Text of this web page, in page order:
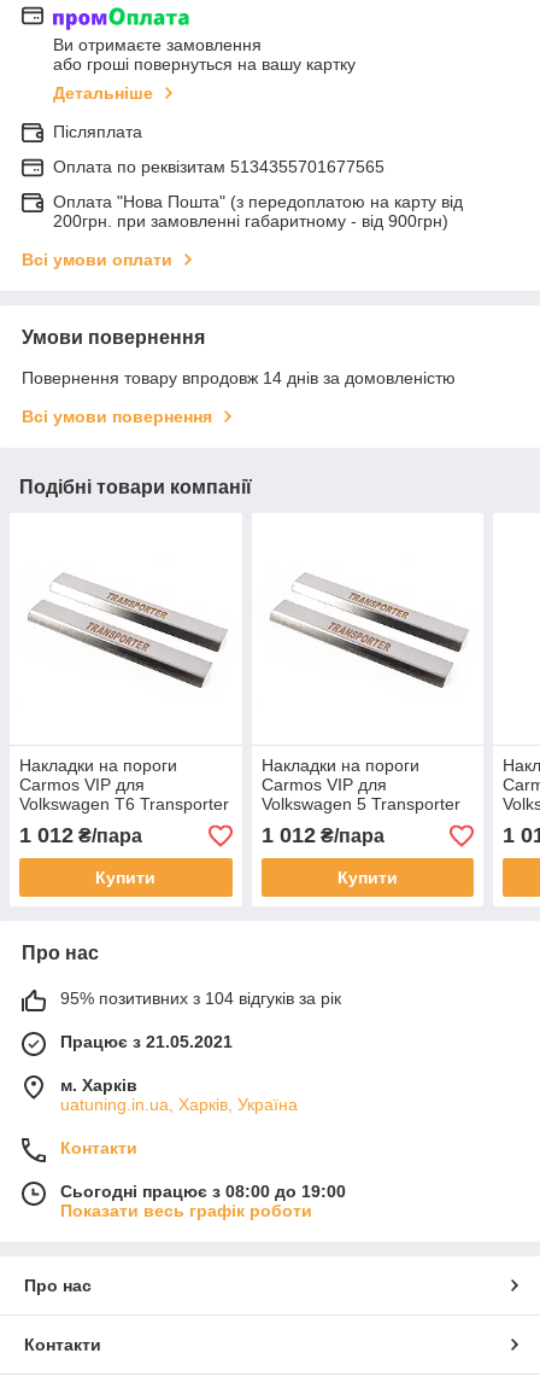
Ви отримаєте замовлення
або гроші повернуться на вашу картку
Детальніше
Післяплата
Оплата по реквiзитам 5134355701677565
Оплата "Нова Пошта" (з передоплатою на карту від
200грн. при замовленні габаритному - від 900грн)
Всі умови оплати
Умови повернення
Повернення товару впродовж 14 днів за домовленістю
Всі умови повернення
Подібні товари компанії
Накладки на пороги
Carmos VIP для
Volkswagen T6 Transporter
2015+ Хром пороги
Фольксваген Т6 2шт
1 012 ₴/пара
Купити
Накладки на пороги
Carmos VIP для
Volkswagen 5 Transporter
2010-2015 Хром пороги
Фольксваген Т5 2шт
1 012₴/пара
Купити
1
Про нас
95% позитивних з 104 відгуків за рік
Працює з 21.05.2021
м. Харків
uatuning.in.ua, Харків, Україна
Контакти
Сьогодні працює з 08:00 до 19:00
Показати весь графік роботи
Про нас
Контакти